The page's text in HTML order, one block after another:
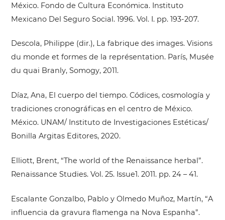
México. Fondo de Cultura Económica. Instituto
Mexicano Del Seguro Social. 1996. Vol. I. pp. 193-207.
Descola, Philippe (dir.), La fabrique des images. Visions
du monde et formes de la représentation. París, Musée
du quai Branly, Somogy, 2011.
Díaz, Ana, El cuerpo del tiempo. Códices, cosmología y
tradiciones cronográficas en el centro de México.
México. UNAM/ Instituto de Investigaciones Estéticas/
Bonilla Argitas Editores, 2020.
Elliott, Brent, “The world of the Renaissance herbal”.
Renaissance Studies. Vol. 25. Issue1. 2011. pp. 24 – 41.
Escalante Gonzalbo, Pablo y Olmedo Muñoz, Martín, “A
influencia da gravura flamenga na Nova Espanha”.